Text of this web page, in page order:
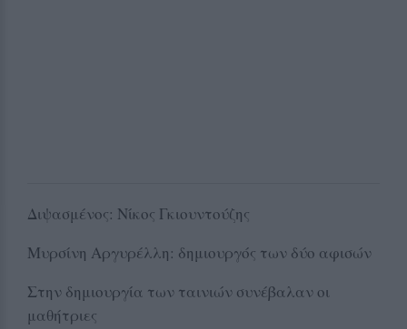
Διψασμένος: Νίκος Γκιουντούζης
Μυρσίνη Αργυρέλλη: δημιουργός των δύο αφισών
Στην δημιουργία των ταινιών συνέβαλαν οι
μαθήτριες